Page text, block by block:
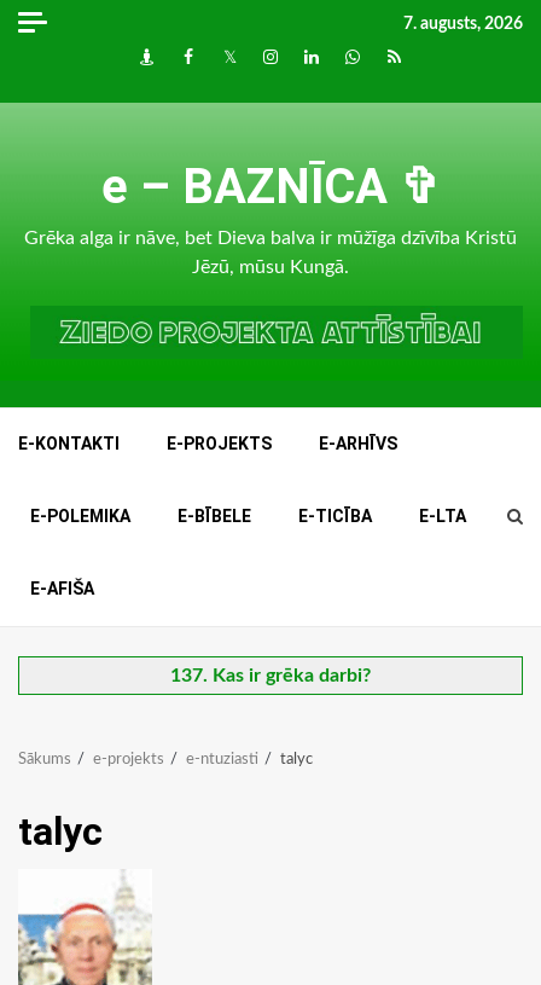
Skip
7. augusts, 2026
DraugiemFacebook
TwitterInstagram
LinkedInwhatsapp
RSS
e – BAZNĪCA ✞
Grēka alga ir nāve, bet Dieva balva ir mūžīga dzīvība Kristū
Jēzū, mūsu Kungā.
E-KONTAKTI E-PROJEKTS E-ARHĪVS
E-POLEMIKA E-BĪBELE E-TICĪBA E-LTA
E-AFIŠA
137. Kas ir grēka darbi?
Sākums e-projekts e-ntuziasti talyc
talyc